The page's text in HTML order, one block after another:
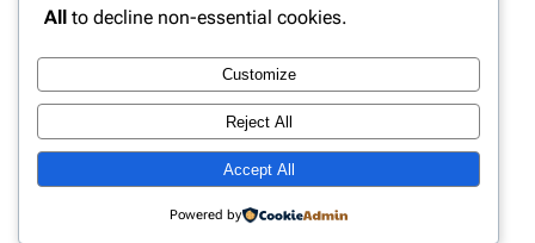
Instagram
Facebook
X
Website Berita Olahraga Update | PPN
All to decline non-essential cookies.
Customize
Reject All
Accept All
Powered by